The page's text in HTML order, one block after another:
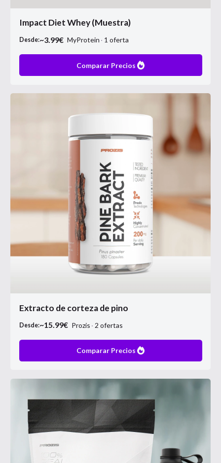
Impact Diet Whey (Muestra)
Desde:~3.99€ MyProtein 1 oferta
Comparar Precios
Extracto de corteza de pino
Desde:~15.99€ Prozis 2 ofertas
Comparar Precios